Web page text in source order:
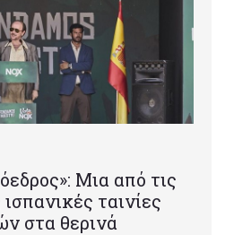
Mια από τις
ταινίες
στα θερινά